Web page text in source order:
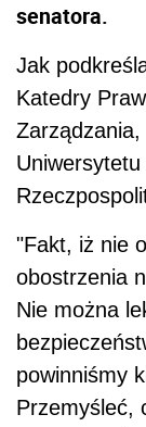
senatora.
Jak
Katedry
Zarządzania,
"Fakt, iż nie
obostrzenia
Nie można
powinniśmy
Przemyśleć,